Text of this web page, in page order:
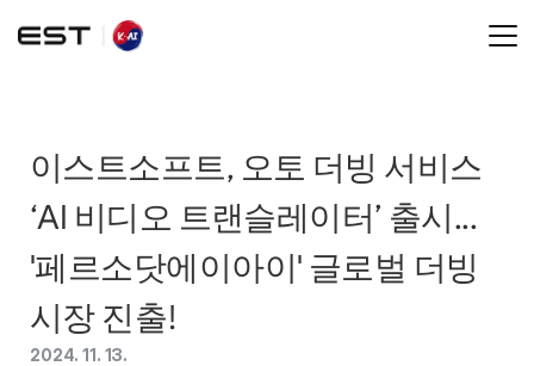
이스트소프트, 오토 더빙 서비스
‘AI 비디오 트랜슬레이터’ 출시...
'페르소닷에이아이' 글로벌 더빙
시장 진출!
2024. 11. 13.